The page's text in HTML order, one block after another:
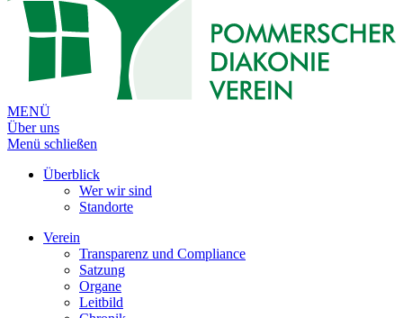
MENÜ
Über uns
Menü schließen
Überblick
Wer wir sind
Standorte
Verein
Transparenz und Compliance
Satzung
Organe
Leitbild